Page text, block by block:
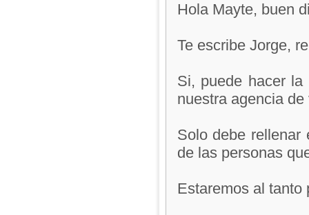
Hola Mayte, buen
Te escribe Jorge,
Si, puede hacer
nuestra agencia de
Solo debe rellenar
de las personas
Estaremos al tanto